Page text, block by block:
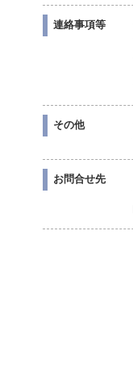
連絡事項等
その他
お問合せ先